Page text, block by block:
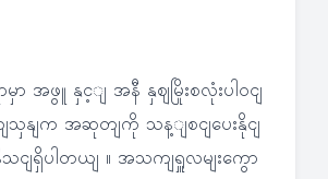
ာ အဖွူ နှင့ျ အနီ နှဈမြိုးစလုံးပါဝငျ
သှနျက အဆုတျကို သန့ျစငျပေးနိုငျ
ငျရှိပါတယျ ။ အသကျရှူလမျးကွော